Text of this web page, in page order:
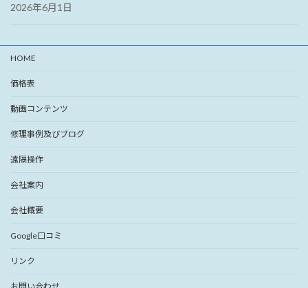
2026年6月1日
HOME
価格表
動画コンテンツ
修理事例及びブログ
遠隔操作
会社案内
会社概要
Google口コミ
リンク